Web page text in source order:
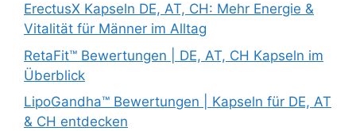
ErectusX Kapseln DE, AT, CH: Mehr Energie &
Vitalität für Männer im Alltag
RetaFit™ Bewertungen | DE, AT, CH Kapseln im
Überblick
LipoGandha™ Bewertungen | Kapseln für DE, AT
& CH entdecken